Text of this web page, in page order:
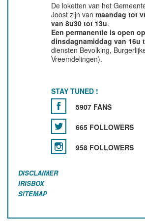
De loketten van het
Joost zijn vanmaandag tot
van 8u30 tot 13u.
Een permanentie is open op
dinsdagnamiddag van 16u
diensten Bevolking,
Vreemdelingen).
STAY TUNED !
5907 FANS
665 FOLLOWERS
958 FOLLOWERS
DISCLAIMER
IRISBOX
SITEMAP